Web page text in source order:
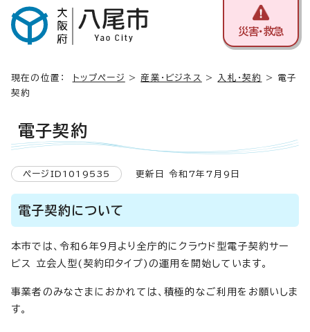
災害・救急
現在の位置： トップページ > 産業・ビジネス > 入札・契約
> 電子
契約
電子契約
ページID1019535 更新日 令和7年7月9日
電子契約について
本市では、令和6年9月より全庁的にクラウド型電子契約サー
ビス 立会人型(契約印タイプ)の運用を開始しています。
事業者のみなさまにおかれては、積極的なご利用をお願いしま
す。